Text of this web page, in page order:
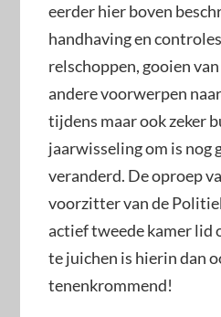
eerder hier boven
handhaving en
relschoppen, gooien
andere voorwerpen
tijdens maar ook zeker
jaarwisseling om is nog
veranderd. De oproep
voorzitter van de
actief tweede kamer lid
te juichen is hierin dan
tenenkrommend!